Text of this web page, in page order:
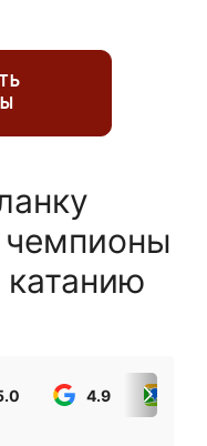
чемпионы
4.9